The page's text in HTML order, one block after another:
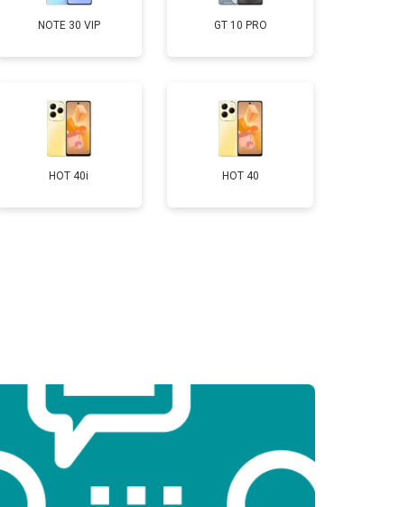
от 3200 ₽ Заказать
NOTE 30 VIP GT 10 PRO
HOT 40i HOT 40